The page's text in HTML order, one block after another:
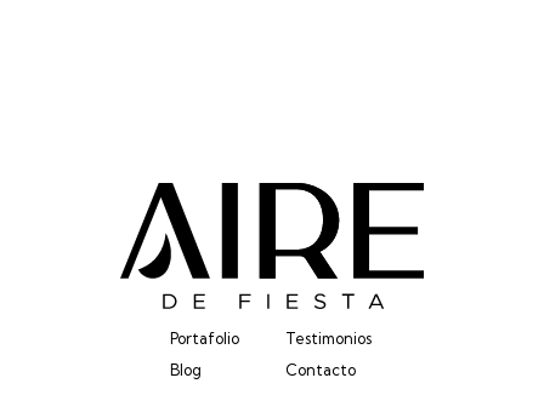
Portafolio
Testimonios
Blog
Contacto